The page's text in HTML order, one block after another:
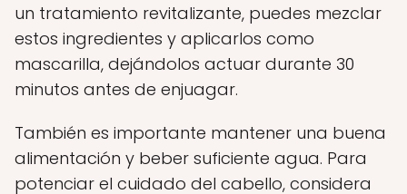
un tratamiento revitalizante, puedes mezclar
estos ingredientes y aplicarlos como
mascarilla, dejándolos actuar durante 30
minutos antes de enjuagar.
También es importante mantener una buena
alimentación y beber suficiente agua. Para
potenciar el cuidado del cabello, considera